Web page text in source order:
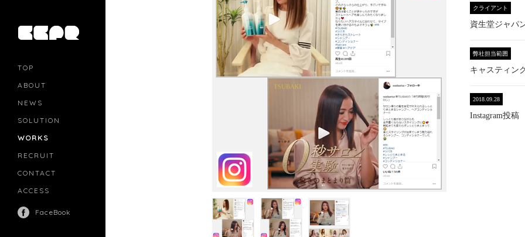
TOP
ABOUT
NEWS
SOLUTION
WORKS
RECRUIT
CONTACT
ACCESS
FaceBook
MOVIE MARKETING
INFLUENCERS MARKETING
クライアント
資生堂ジャパ
弊社担当範囲
キャスティン
2018.09.28
Instagram投稿